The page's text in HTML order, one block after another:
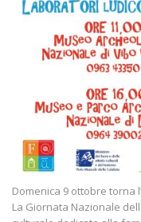
Domenica 9 ottobre torna
La Giornata Nazionale